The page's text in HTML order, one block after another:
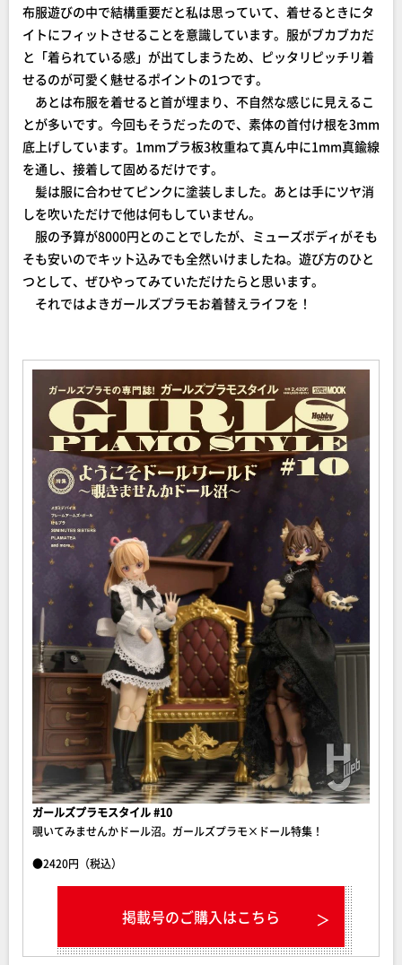
布服遊びの中で結構重要だと私は思っていて、着せるときにタ
イトにフィットさせることを意識しています。服がブカブカだ
と「着られている感」が出てしまうため、ピッタリピッチリ着
せるのが可愛く魅せるポイントの1つです。
あとは布服を着せると首が埋まり、不自然な感じに見えるこ
とが多いです。今回もそうだったので、素体の首付け根を3mm
底上げしています。1mmプラ板3枚重ねて真ん中に1mm真鍮線
を通し、接着して固めるだけです。
髪は服に合わせてピンクに塗装しました。あとは手にツヤ消
しを吹いただけで他は何もしていません。
服の予算が8000円とのことでしたが、ミューズボディがそも
そも安いのでキット込みでも全然いけましたね。遊び方のひと
つとして、ぜひやってみていただけたらと思います。
それではよきガールズプラモお着替えライフを！
ガールズプラモスタイル #10
覗いてみませんかドール沼。ガールズプラモ×ドール特集！
●2420円（税込）
掲載号のご購入はこちら